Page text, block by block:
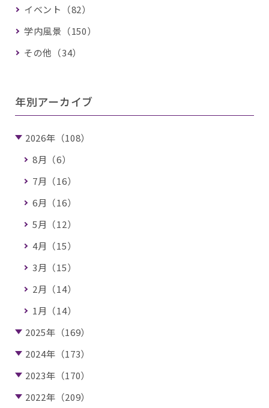
イベント（82）
学内風景（150）
その他（34）
年別アーカイブ
2026年（108）
8月（6）
7月（16）
6月（16）
5月（12）
4月（15）
3月（15）
2月（14）
1月（14）
2025年（169）
2024年（173）
2023年（170）
2022年（209）